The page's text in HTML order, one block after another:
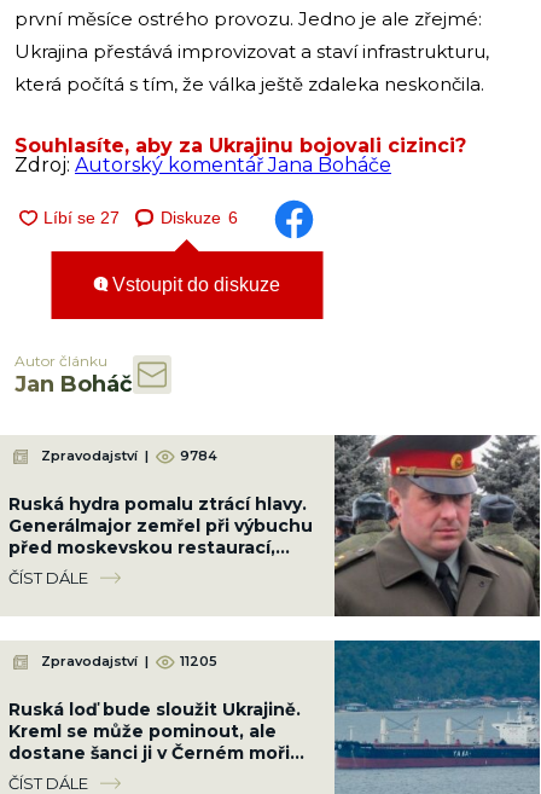
první měsíce ostrého provozu. Jedno je ale zřejmé:
Ukrajina přestává improvizovat a staví infrastrukturu,
která počítá s tím, že válka ještě zdaleka neskončila.
Souhlasíte, aby za Ukrajinu bojovali cizinci?
Zdroj: Autorský komentář Jana Boháče
Diskuze 6
Vstoupit do diskuze
Autor článku
Jan Boháč
Zpravodajství | 9784
Ruská hydra pomalu ztrácí hlavy.
Generálmajor zemřel při výbuchu
před moskevskou restaurací,
když slavil narozeniny šéfa
vzdušných sil
ČÍST DÁLE
Zpravodajství | 11205
Ruská loď bude sloužit Ukrajině.
Kreml se může pominout, ale
dostane šanci ji v Černém moři
potopit
ČÍST DÁLE